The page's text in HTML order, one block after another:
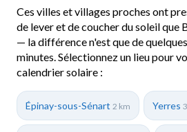
Ces villes et villages proches ont
de lever et de coucher du soleil que
— la différence n'est que de
minutes. Sélectionnez un lieu pour
calendrier solaire :
Épinay-sous-Sénart 2 km Yerres